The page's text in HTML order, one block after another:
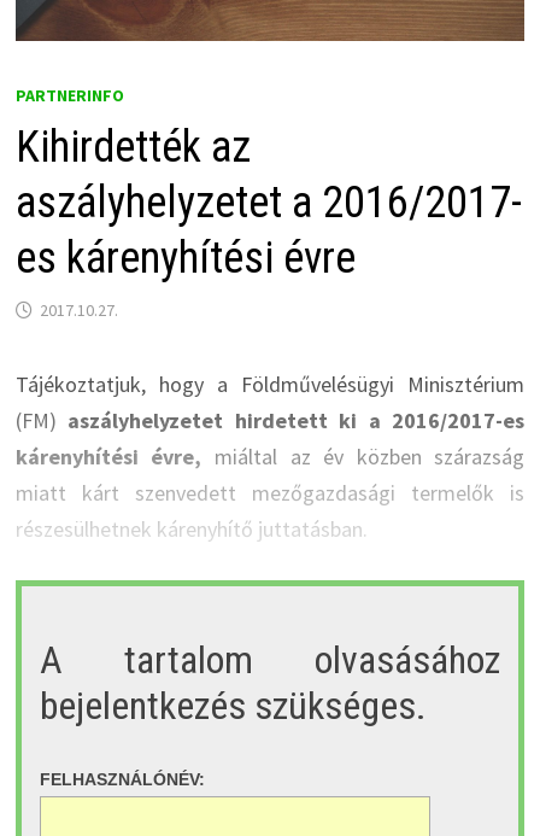
PARTNERINFO
Kihirdették az
aszályhelyzetet a 2016/2017-
es kárenyhítési évre
2017.10.27.
Tájékoztatjuk, hogy a Földművelésügyi Minisztérium
(FM) aszályhelyzetet hirdetett ki a 2016/2017-es
kárenyhítési évre, miáltal az év közben szárazság
miatt kárt szenvedett mezőgazdasági termelők is
részesülhetnek kárenyhítő juttatásban.
A tartalom olvasásához
bejelentkezés szükséges.
FELHASZNÁLÓNÉV: